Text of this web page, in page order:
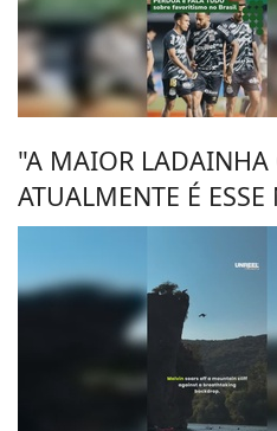
"A MAIOR LADAINHA
ATUALMENTE É